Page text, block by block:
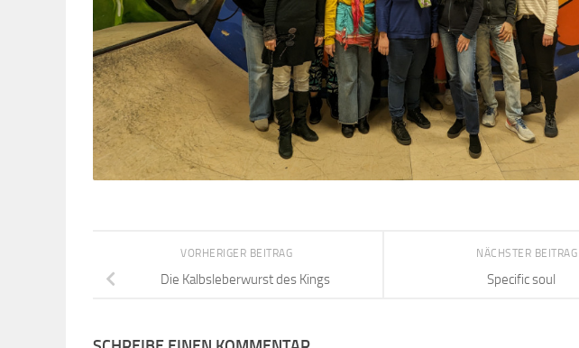
NÄCHSTER BEITRAG
Specific soul
VORHERIGER BEITRAG
Die Kalbsleberwurst des Kings